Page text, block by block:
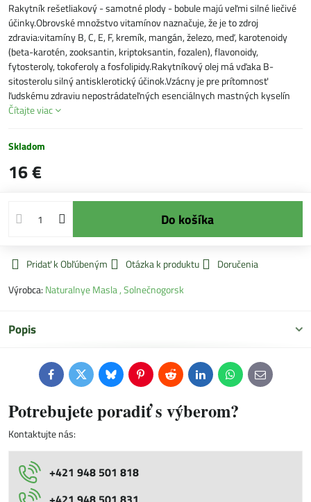
Rakytník rešetliakový - samotné plody - bobule majú veľmi silné liečivé
účinky.Obrovské množstvo vitamínov naznačuje, že je to zdroj
zdravia:vitamíny B, C, E, F, kremík, mangán, železo, meď, karotenoidy
(beta-karotén, zooksantin, kriptoksantin, fozalen), flavonoidy,
fytosteroly, tokoferoly a fosfolipidy.Rakytníkový olej má vďaka B-
sitosterolu silný antisklerotický účinok.Vzácny je pre prítomnosť
ľudskému zdraviu nepostrádateľných esenciálnych mastných kyselín
Čítajte viac
Skladom
16 €
Do košíka
Pridať k Obľúbeným Otázka k produktu
Doručenia
Výrobca: Naturalnye Masla , Solnečnogorsk
Popis
FacebookTwitterBlueskyPinterestReddit LinkedInWhatsApp
E-
mail
Potrebujete poradiť s výberom?
Kontaktujte nás:
+421 948 501 818